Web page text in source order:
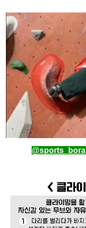
@sports_bora